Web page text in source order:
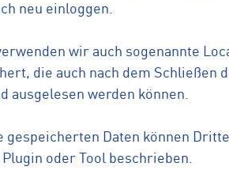
neu einloggen.
wir auch sogenannte
die auch nach dem
ausgelesen werden können.
gespeicherten Daten können
oder Tool beschrieben.